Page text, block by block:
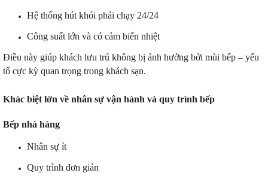
Hệ thống hút khói phải chạy 24/24
Công suất lớn và có cảm biến nhiệt
Điều này giúp khách lưu trú không bị ảnh hưởng bởi mùi bếp – yếu
tố cực kỳ quan trọng trong khách sạn.
Khác biệt lớn về nhân sự vận hành và quy trình bếp
Bếp nhà hàng
Nhân sự ít
Quy trình đơn giản